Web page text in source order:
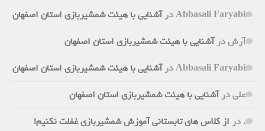
Abbasali Faryabiدرآشنایی با هیئت شمشیربازی استان اصفهان
آرشدرآشنایی با هیئت شمشیربازی استان اصفهان
Abbasali Faryabiدرآشنایی با هیئت شمشیربازی استان اصفهان
علیدرآشنایی با هیئت شمشیربازی استان اصفهان
.دراز کلاس های تابستانی آموزش شمشیربازی غفلت نکنیم!